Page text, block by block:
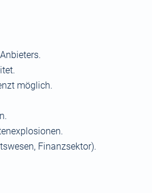
möglich.
Finanzsektor).